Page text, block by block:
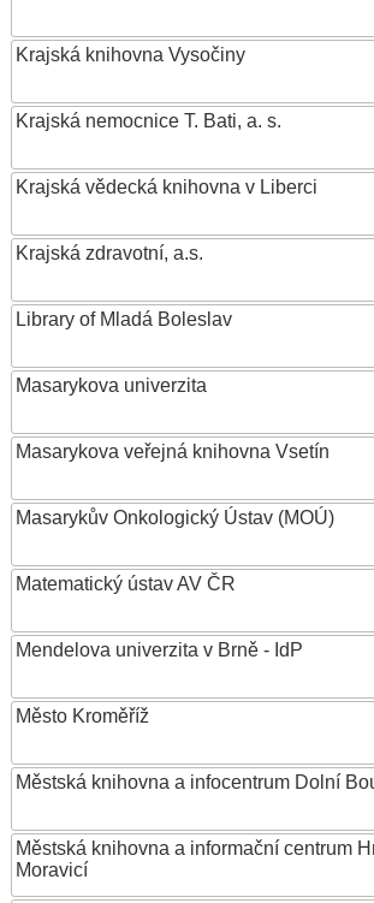
Krajská knihovna Vysočiny
Krajská nemocnice T. Bati, a. s.
Krajská vědecká knihovna v Liberci
Krajská zdravotní, a.s.
Library of Mladá Boleslav
Masarykova univerzita
Masarykova veřejná knihovna Vsetín
Masarykův Onkologický Ústav (MOÚ)
Matematický ústav AV ČR
Mendelova univerzita v Brně - IdP
Město Kroměříž
Městská knihovna a infocentrum Dolní
Městská knihovna a informační centrum
Moravicí